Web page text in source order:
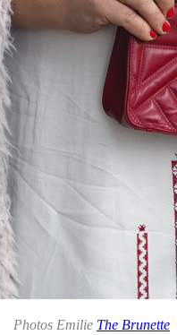
Photos Emilie The Brunette